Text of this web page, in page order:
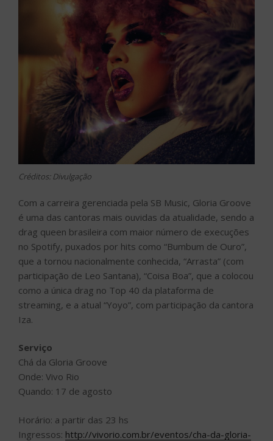
Créditos: Divulgação
Com a carreira gerenciada pela SB Music, Gloria Groove
é uma das cantoras mais ouvidas da atualidade, sendo a
drag queen brasileira com maior número de execuções
no Spotify, puxados por hits como “Bumbum de Ouro”,
que a tornou nacionalmente conhecida, “Arrasta” (com
participação de Leo Santana), “Coisa Boa”, que a colocou
como a única drag no Top 40 da plataforma de
streaming, e a atual “Yoyo”, com participação da cantora
Iza.
Serviço
Chá da Gloria Groove
Onde: Vivo Rio
Quando: 17 de agosto
Horário: a partir das 23 hs
Ingressos: http://vivorio.com.br/eventos/cha-da-gloria-